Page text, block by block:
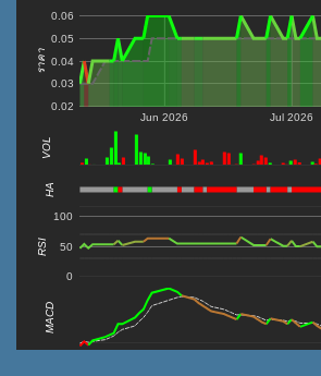
Jun 2026 Jul 2026
0.02
0.03
0.04
0.05
0.06
ราคา
VOL
HA
0
50
100
RSI
MACD